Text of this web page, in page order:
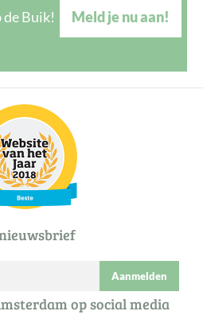
Buik! Meld je nu aan!
Aanmelden
op social media